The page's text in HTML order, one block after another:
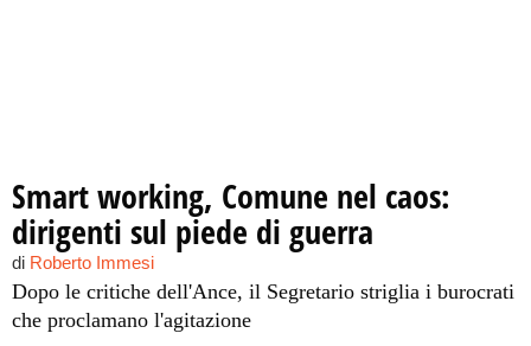
Smart working, Comune nel caos:
dirigenti sul piede di guerra
di Roberto Immesi
Dopo le critiche dell'Ance, il Segretario striglia i burocrati
che proclamano l'agitazione